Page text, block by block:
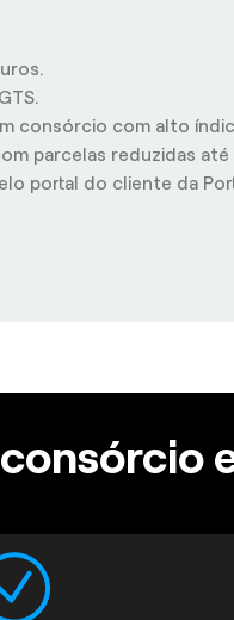
consórcio com alto
parcelas reduzidas até
portal do cliente da